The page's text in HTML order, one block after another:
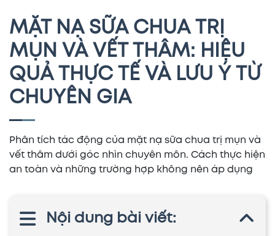
MẶT NẠ SỮA CHUA TRỊ
MỤN VÀ VẾT THÂM: HIỆU
QUẢ THỰC TẾ VÀ LƯU Ý TỪ
CHUYÊN GIA
Phân tích tác động của mặt nạ sữa chua trị mụn và
vết thâm dưới góc nhìn chuyên môn. Cách thực hiện
an toàn và những trường hợp không nên áp dụng
Nội dung bài viết: